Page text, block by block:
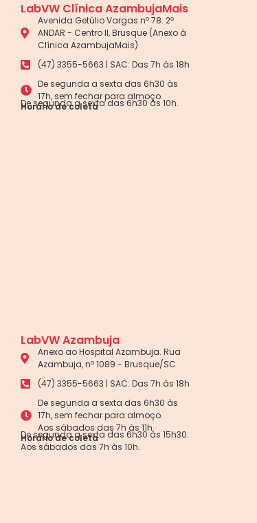
LabVW Clínica AzambujaMais
Avenida Getúlio Vargas nº 78. 2º
ANDAR - Centro II, Brusque (Anexo à
Clínica AzambujaMais)
(47) 3355-5663 | SAC: Das 7h às 18h
De segunda a sexta das 6h30 às
17h, sem fechar para almoço.
Horário de coleta
De segunda a sexta das 6h30 às 10h.
LabVW Azambuja
Anexo ao Hospital Azambuja. Rua
Azambuja, nº 1089 - Brusque/SC
(47) 3355-5663 | SAC: Das 7h às 18h
De segunda a sexta das 6h30 às
17h, sem fechar para almoço.
Aos sábados das 7h às 11h.
Horário de coleta
De segunda a sexta das 6h30 às 15h30.
Aos sábados das 7h às 10h.